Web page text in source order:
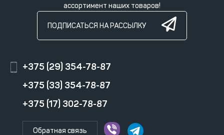
ассортимент наших товаров!
ПОДПИСАТЬСЯ НА РАССЫЛКУ
+375 (29) 354-78-87
+375 (33) 354-78-87
+375 (17) 302-78-87
Обратная связь